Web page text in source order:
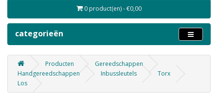
0 product(en) - €0,00
categorieën
Producten
Gereedschappen
Handgereedschappen
Inbussleutels
Torx
Los